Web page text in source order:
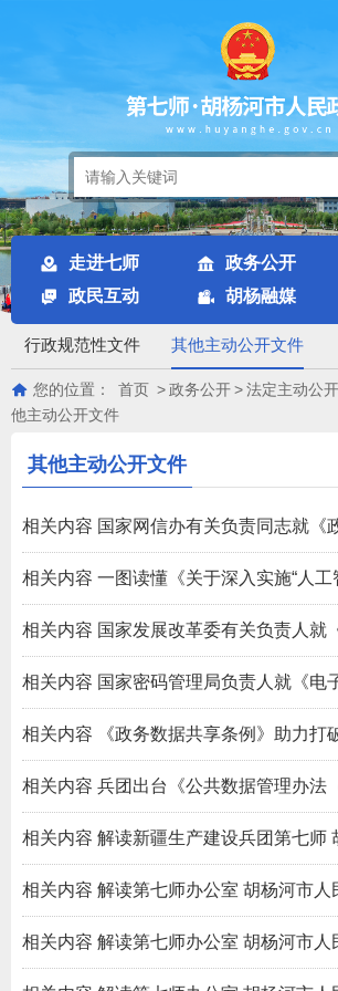
走进七师 政务公开
政民互动
胡杨融媒
行政规范性文件 其他主动公开文件
您的位置： 首页 >政务公开>法定主动公
他主动公开文件
其他主动公开文件
相关内容 国家网信办有关负责同志就《
互联网应用程序规范化管理办法》答记
相关内容 一图读懂《关于深入实施“人工
动的意见》
相关内容 国家发展改革委有关负责人就
入负面清单（2025年版）》答记者问
相关内容 国家密码管理局负责人就《电
理办法》答记者问
相关内容 《政务数据共享条例》助力打
岛”(政策解读)
相关内容 兵团出台《公共数据管理办法
行）》促进公共数据共享 服务数字兵团
相关内容 解读新疆生产建设兵团第七师
人民 政府关于印发《第七师胡杨河市突
案》的通知
相关内容 解读第七师办公室 胡杨河市人
公室关于印发《第七师胡杨河市森林草
相关内容 解读第七师办公室 胡杨河市人